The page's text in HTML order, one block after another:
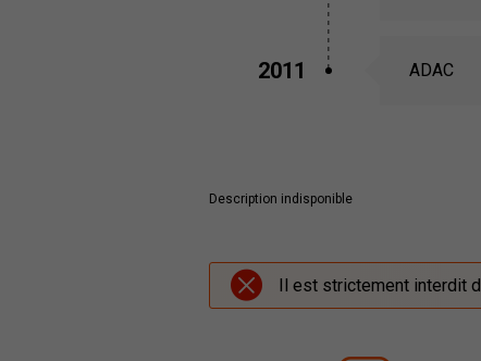
2011 ADAC
Description indisponible
Il est strictement interdit